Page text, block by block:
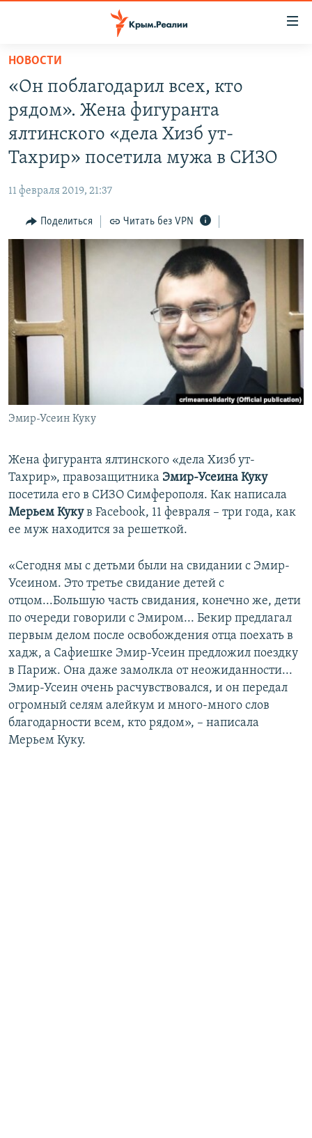
Вернуться
основному
содержанию
Вернутся
главной
Вернутся
поиску
ВОДА
ИСТОРИЯ
ИНТЕРАКТИВ
ИНФОГРАФИКА
ТЕЛЕПРОЕКТ КРЫМ.РЕАЛИИ
СОВЕТЫ ПРАВОЗАЩИТНИКОВ
ПРОПАВШИЕ БЕЗ ВЕСТИ
ПОБЕДИТЕЛЕЙ НЕ СУДЯТ?
КРЫМ.НЕПОКОРЕННЫЙ
ELIFBE
УКРАИНСКАЯ ПРОБЛЕМА КРЫМА
РАДІО СВОБОДА
КАК ОБОЙТИ БЛОКИРОВКУ
Українською
Qırımtatar
ПРИСОЕДИНЯЙТЕСЬ!
Все сайты RFE/RL
НОВОСТИ
«Он поблагодарил всех, кто
рядом». Жена фигуранта
ялтинского «дела Хизб ут-
Тахрир» посетила мужа в СИЗО
11 февраля 2019, 21:37
Поделиться Читать без VPN
Эмир-Усеин Куку
Жена фигуранта ялтинского «дела Хизб ут-
Тахрир», правозащитника Эмир-Усеина Куку
посетила его в СИЗО Симферополя. Как написала
Мерьем Кукув Facebook, 11 февраля – три года, как
ее муж находится за решеткой.
«Сегодня мы с детьми были на свидании с Эмир-
Усеином. Это третье свидание детей с
отцом...Большую часть свидания, конечно же, дети
по очереди говорили с Эмиром... Бекир предлагал
первым делом после освобождения отца поехать в
хадж, а Сафиешке Эмир-Усеин предложил поездку
в Париж. Она даже замолкла от неожиданности...
Эмир-Усеин очень расчувствовался, и он передал
огромный селям алейкум и много-много слов
благодарности всем, кто рядом», – написала
Мерьем Куку.